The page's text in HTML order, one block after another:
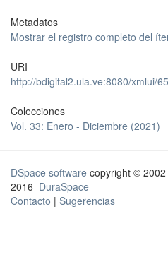
Metadatos
Mostrar el registro completo del
URI
http://bdigital2.ula.ve:8080/xmlui/
Colecciones
Vol. 33: Enero - Diciembre (2021)
DSpace software copyright © 2002-
2016 DuraSpace
Contacto | Sugerencias